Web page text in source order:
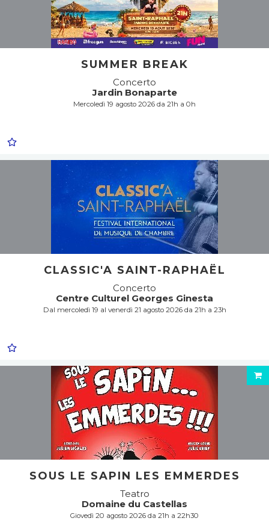
SUMMER BREAK
Concerto
Jardin Bonaparte
Mercoledì 19 agosto 2026 da 21h a 0h
CLASSIC'A SAINT-RAPHAËL
Concerto
Centre Culturel Georges Ginesta
Dal mercoledì 19 al venerdì 21 agosto 2026 da 21h a 23h
SOUS LE SAPIN LES EMMERDES
Teatro
Domaine du Castellas
Giovedì 20 agosto 2026 da 21h a 22h30